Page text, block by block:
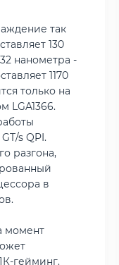
так
130
нанометра -
1170
только на
LGA1366.
s QPI.
разгона,
в
момент
гейминг.